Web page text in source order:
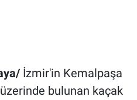
İzmir'in Kemalpaşa
bulunan kaçak